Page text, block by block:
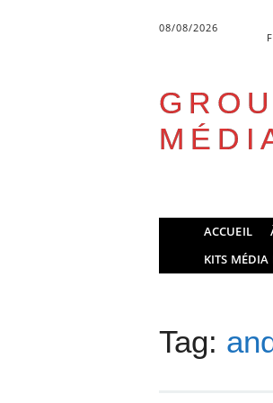
08/08/2026
Main
ACCUEIL
KITS MÉDIA
Tag: